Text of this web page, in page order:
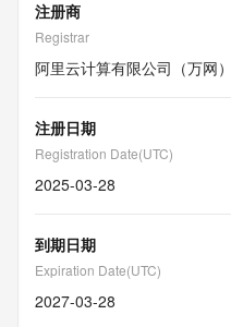
注册商
Registrar
阿里云计算有限公司（万网）
注册日期
Registration Date(UTC)
2025-03-28
到期日期
Expiration Date(UTC)
2027-03-28